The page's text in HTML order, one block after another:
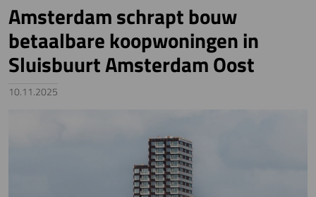
Amsterdam schrapt bouw
betaalbare koopwoningen in
Sluisbuurt Amsterdam Oost
10.11.2025